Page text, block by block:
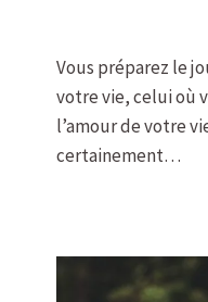
Vous préparez le
votre vie, celui où
l’amour de votre
certainement…